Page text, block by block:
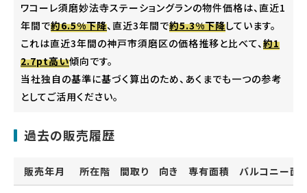
ワコーレ須磨妙法寺ステーショングランの物件価格は、直近1
年間で約6.5%下降、直近3年間で約5.3%下降しています。
これは直近3年間の神戸市須磨区の価格推移と比べて、約1
2.7pt高い傾向です。
当社独自の基準に基づく算出のため、あくまでも一つの参考
としてご活用ください。
過去の販売履歴
販売年月 所在階 間取り 向き 専有面積 バルコニー面